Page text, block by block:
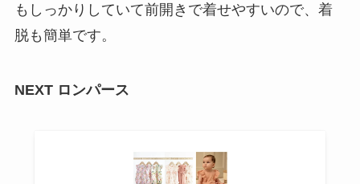
もしっかりしていて前開きで着せやすいので、着
脱も簡単です。
NEXT ロンパース